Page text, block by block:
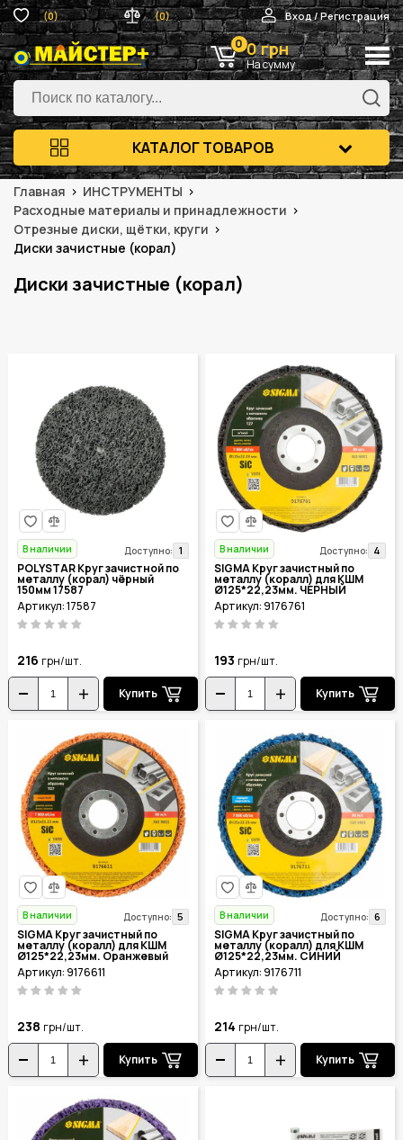
(0) (0) Вход / Регистрация
0 0 грн
На сумму
КАТАЛОГ ТОВАРОВ
Главная
ИНСТРУМЕНТЫ
Расходные материалы и принадлежности
Отрезные диски, щётки, круги
Диски зачистные (корал)
Диски зачистные (корал)
В наличии Доступно: 1
POLYSTAR Круг зачистной по
металлу (корал) чёрный
150мм 17587
Артикул: 17587
216 грн/шт.
Купить
В наличии Доступно: 4
SIGMA Круг зачистный по
металлу (коралл) для КШМ
Ø125*22,23мм. ЧЕРНЫЙ
мягкий 9176761
Артикул: 9176761
193 грн/шт.
Купить
В наличии Доступно: 5
SIGMA Круг зачистный по
металлу (коралл) для КШМ
Ø125*22,23мм. Оранжевый
жесткий 9176611
Артикул: 9176611
238 грн/шт.
Купить
В наличии Доступно: 6
SIGMA Круг зачистный по
металлу (коралл) для КШМ
Ø125*22,23мм. СИНИЙ
средняя жесткость 9176711
Артикул: 9176711
214 грн/шт.
Купить